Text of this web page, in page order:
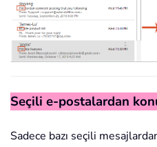
Seçili e-postalardan
Sadece bazı seçili